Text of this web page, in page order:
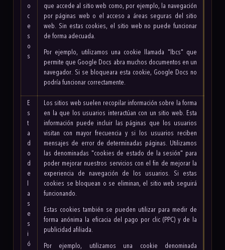
o
c
e
s
o
s
que accede al sitio web como, por ejemplo, la navegación
por páginas web o el acceso a áreas seguras del sitio
web. Sin estas cookies, el sitio web no puede funcionar
de forma adecuada.
Por ejemplo, utilizamos una cookie llamada "lbcs" que
permite que Google Docs abra muchos documentos en un
navegador. Si se bloqueara esta cookie, Google Docs no
podría funcionar correctamente.
E
s
t
a
d
o
d
e
a
s
e
s
i
ó
Los sitios web suelen recopilar información sobre la forma
en la que los usuarios interactúan con un sitio web. Esta
información puede incluir las páginas que los usuarios
visitan con mayor frecuencia y si los usuarios reciben
mensajes de error de determinadas páginas. Utilizamos
las denominadas "cookies de estado de la sesión" para
poder mejorar nuestros servicios con el fin de mejorar la
experiencia de navegación de los usuarios. Si estas
cookies se bloquean o se eliminan, el sitio web seguirá
funcionando.
Estas cookies también se pueden utilizar para medir de
forma anónima la eficacia del pago por clic (PPC) y de la
publicidad afiliada.
Por ejemplo, utilizamos una cookie denominada